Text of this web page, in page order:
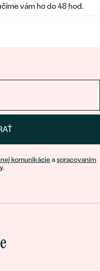
vám ho do 48 hod.
komunikácieaspracovaním
.